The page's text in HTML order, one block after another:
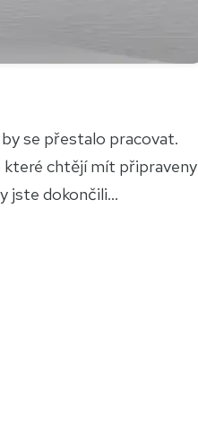
se přestalo pracovat.
které chtějí mít připraveny
jste dokončili...